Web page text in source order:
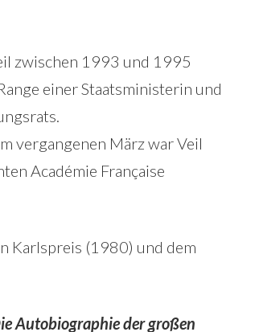
zwischen 1993 und 1995
einer Staatsministerin und
vergangenen März war Veil
Académie Française
Karlspreis (1980) und dem
Autobiographie der großen